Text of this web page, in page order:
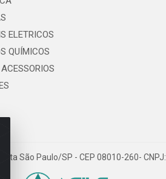
ELETRICOS
QUÍMICOS
São Paulo/SP - CEP 08010-260-